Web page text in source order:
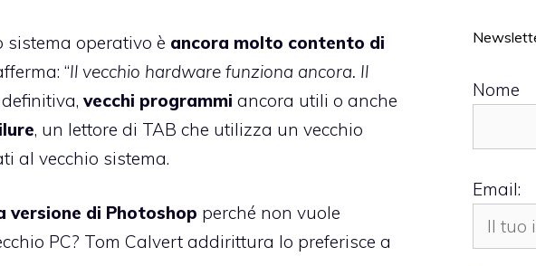
sistema operativo è ancora molto contento di
“Il vecchio hardware funziona ancora. Il
definitiva, vecchi programmi ancora utili o anche
, un lettore di TAB che utilizza un vecchio
al vecchio sistema.
versione di Photoshop perché non vuole
PC? Tom Calvert addirittura lo preferisce a
Nome
Email: